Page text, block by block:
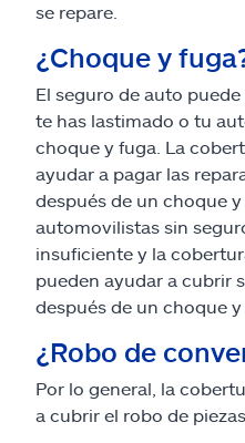
se repare.
¿Choque y
El seguro de auto
te has lastimado o tu
choque y fuga. La
ayudar a pagar las
después de un choque
automovilistas sin
insuficiente y la
pueden ayudar a cubrir
después de un choque y
¿Robo de
Por lo general, la
a cubrir el robo de